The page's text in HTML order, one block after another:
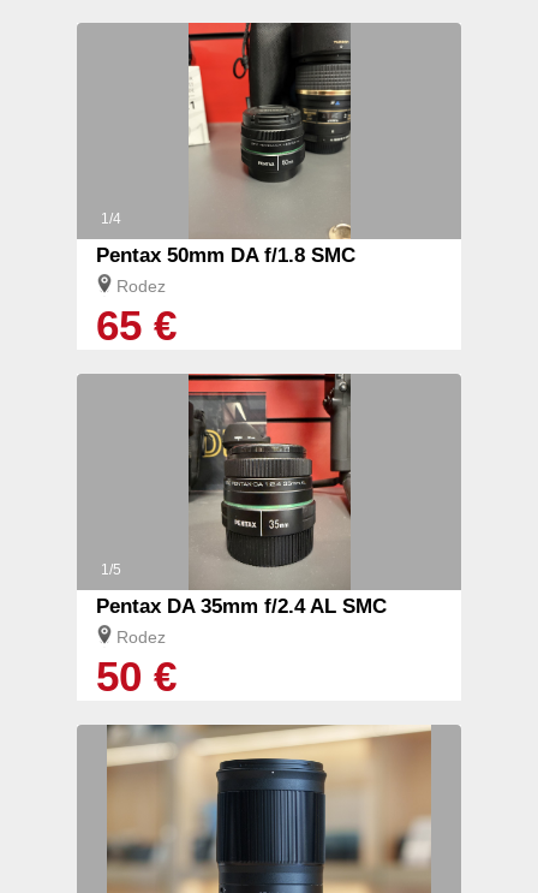
1/4
Pentax 50mm DA f/1.8 SMC
Rodez
65 €
1/5
Pentax DA 35mm f/2.4 AL SMC
Rodez
50 €